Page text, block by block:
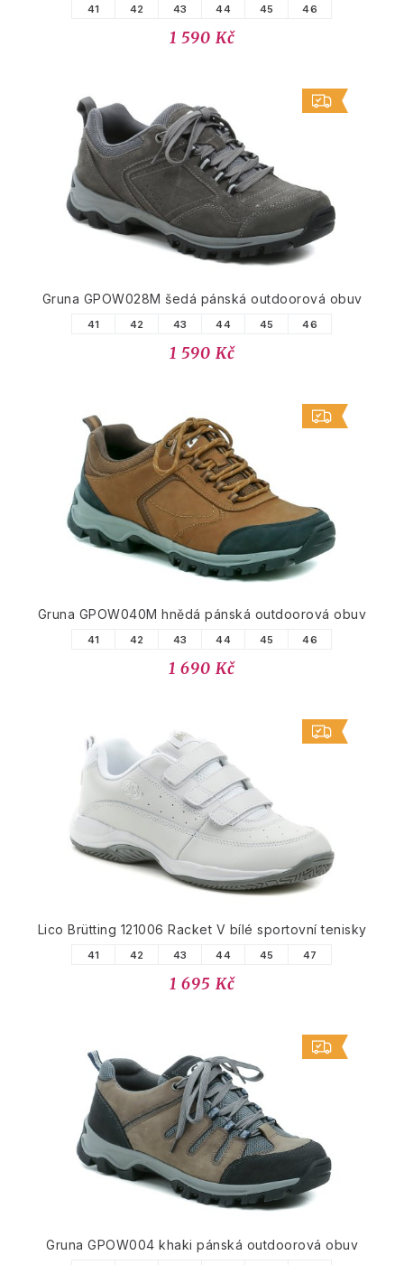
41 42 43 44 45 46
1 590 Kč
Gruna GPOW028M šedá pánská outdoorová obuv
41 42 43 44 45 46
1 590 Kč
Gruna GPOW040M hnědá pánská outdoorová obuv
41 42 43 44 45 46
1 690 Kč
Lico Brütting 121006 Racket V bílé sportovní tenisky
41 42 43 44 45 47
1 695 Kč
Gruna GPOW004 khaki pánská outdoorová obuv